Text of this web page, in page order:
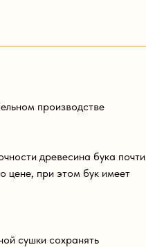
производстве
древесина бука почти
цене, при этом бук имеет
сушки сохранять